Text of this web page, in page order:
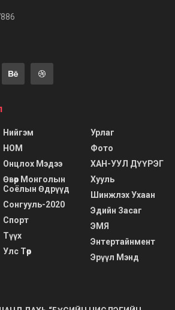
Нийгэм
НОМ
Онцлох Мэдээ
Өвөр Монголын
Соёлын Өдрүүд
Сонгууль-2020
Спорт
Түүх
Улс Төр
Урлаг
Фото
ХАН-УУЛ ДҮҮРЭГ
Хууль
Шинжлэх Ухаан
Эдийн Засаг
ЭМЯ
Энтертайнмент
Эрүүл Мэнд